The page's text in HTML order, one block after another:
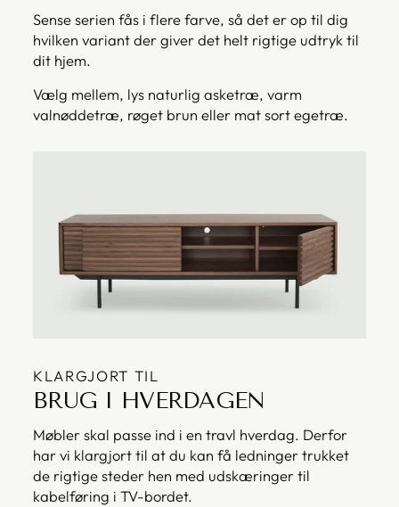
Sense serien fås i flere farve, så det er op til dig
hvilken variant der giver det helt rigtige udtryk til
dit hjem.
Vælg mellem, lys naturlig asketræ, varm
valnøddetræ, røget brun eller mat sort egetræ.
KLARGJORT TIL
BRUG I HVERDAGEN
Møbler skal passe ind i en travl hverdag. Derfor
har vi klargjort til at du kan få ledninger trukket
de rigtige steder hen med udskæringer til
kabelføring i TV-bordet.